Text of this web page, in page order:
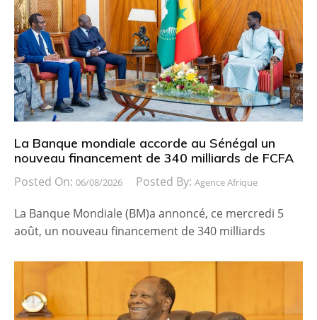
La Banque mondiale accorde au Sénégal un
nouveau financement de 340 milliards de FCFA
Posted On: 06/08/2026 Posted By: Agence Afrique
La Banque Mondiale (BM)a annoncé, ce mercredi 5
août, un nouveau financement de 340 milliards